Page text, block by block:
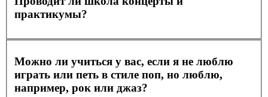
практикумы?
Можно ли учиться у вас, если я не люблю
играть или петь в стиле поп, но люблю,
например, рок или джаз?